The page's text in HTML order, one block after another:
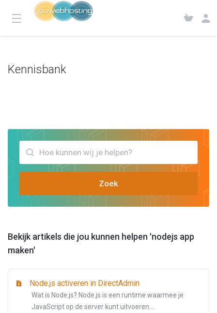
Kennisbank
Zoek
Bekijk artikels die jou kunnen helpen 'nodejs app
maken'
Node.js activeren in DirectAdmin
Wat is Node.js? Node.js is een runtime waarmee je
JavaScript op de server kunt uitvoeren....